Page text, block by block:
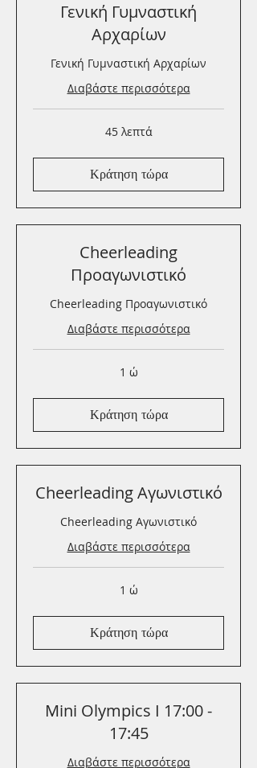
Γενική Γυμναστική
Αρχαρίων
Γενική Γυμναστική Αρχαρίων
Διαβάστε περισσότερα
45 λεπτά
Κράτηση τώρα
Cheerleading
Προαγωνιστικό
Cheerleading Προαγωνιστικό
Διαβάστε περισσότερα
1 ώ
Κράτηση τώρα
Cheerleading Αγωνιστικό
Cheerleading Αγωνιστικό
Διαβάστε περισσότερα
1 ώ
Κράτηση τώρα
Mini Olympics I 17:00 -
17:45
Διαβάστε περισσότερα